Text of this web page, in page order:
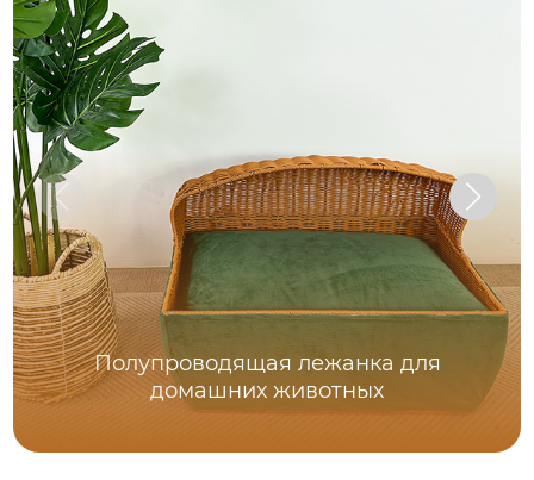
Полупроводящая лежанка для
домашних животных